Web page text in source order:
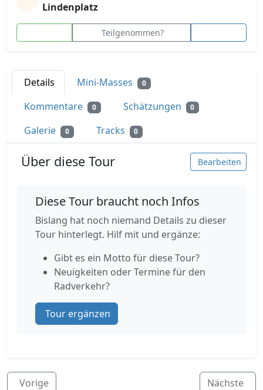
Lindenplatz
Teilgenommen?
Details Mini-Masses 0
Kommentare 0 Schätzungen 0
Galerie 0 Tracks 0
Über diese Tour Bearbeiten
Diese Tour braucht noch Infos
Bislang hat noch niemand Details zu dieser
Tour hinterlegt. Hilf mit und ergänze:
Gibt es ein Motto für diese Tour?
Neuigkeiten oder Termine für den
Radverkehr?
Tour ergänzen
Vorige Nächste